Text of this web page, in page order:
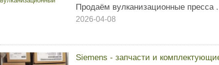
Продаём вулканизационные пресса .
2026-04-08
Siemens - запчасти и